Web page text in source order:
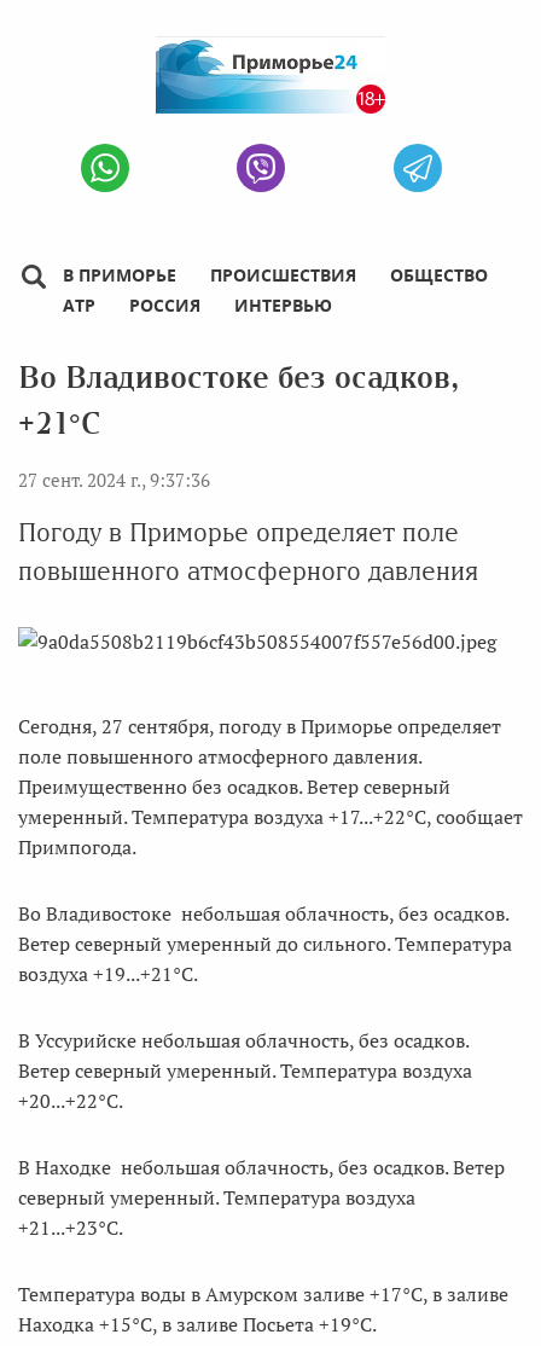
В ПРИМОРЬЕ ПРОИСШЕСТВИЯ
ОБЩЕСТВО
АТР
РОССИЯ ИНТЕРВЬЮ
Во Владивостоке без осадков,
+21°С
27 сент. 2024 г., 9:37:36
Погоду в Приморье определяет поле
повышенного атмосферного давления
Сегодня, 27 сентября, погоду в Приморье определяет
поле повышенного атмосферного давления.
Преимущественно без осадков. Ветер северный
умеренный. Температура воздуха +17...+22°C, сообщает
Примпогода.
Во Владивостоке небольшая облачность, без осадков.
Ветер северный умеренный до сильного. Температура
воздуха +19...+21°С.
В Уссурийске небольшая облачность, без осадков.
Ветер северный умеренный. Температура воздуха
+20...+22°С.
В Находке небольшая облачность, без осадков. Ветер
северный умеренный. Температура воздуха
+21...+23°C.
Температура воды в Амурском заливе +17°C, в заливе
Находка +15°C, в заливе Посьета +19°C.